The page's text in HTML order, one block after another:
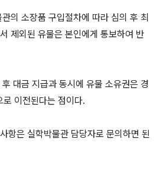
의 소장품 구입절차에 따라 심의 후 최
제외된 유물은 본인에게 통보하여 반
대금 지급과 동시에 유물 소유권은 경
이전된다는 점이다.
항은 실학박물관 담당자로 문의하면 된